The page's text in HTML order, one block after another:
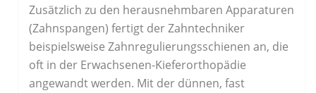
Zusätzlich zu den herausnehmbaren Apparaturen
(Zahnspangen) fertigt der Zahntechniker
beispielsweise Zahnregulierungsschienen an, die
oft in der Erwachsenen-Kieferorthopädie
angewandt werden. Mit der dünnen, fast